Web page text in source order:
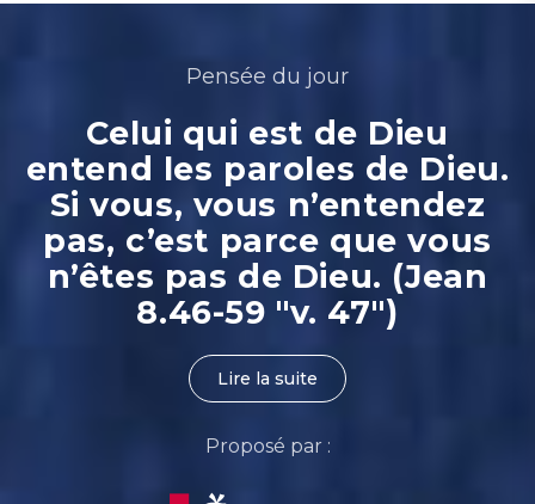
Pensée du jour
Celui qui est de Dieu
entend les paroles de Dieu.
Si vous, vous n’entendez
pas, c’est parce que vous
n’êtes pas de Dieu. (Jean
8.46-59 "v. 47")
Lire la suite
Proposé par :